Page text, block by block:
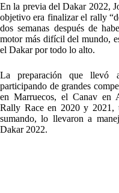
En la previa del Dakar 2022,
objetivo era finalizar el rally
dos semanas después de
motor más difícil del mundo,
el Dakar por todo lo alto.
La preparación que llevó
participando de grandes
en Marruecos, el Canav en
Rally Race en 2020 y 2021,
sumando, lo llevaron a
Dakar 2022.